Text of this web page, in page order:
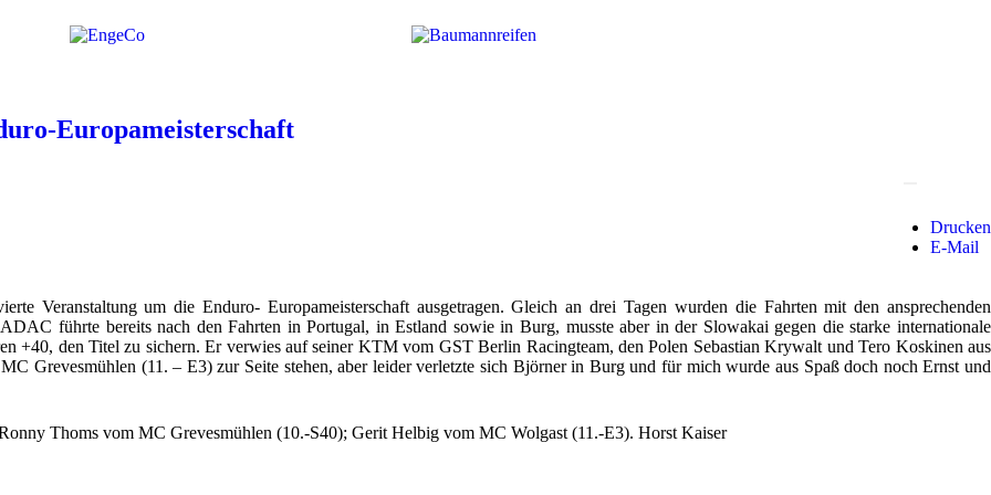
Europameisterschaft
Drucken
E-Mail
Veranstaltung um die Enduro- Europameisterschaft ausgetragen. Gleich an drei Tagen wurden die Fahrten mit den ansprechenden
führte bereits nach den Fahrten in Portugal, in Estland sowie in Burg, musste aber in der Slowakai gegen die starke internationale
+40, den Titel zu sichern. Er verwies auf seiner KTM vom GST Berlin Racingteam, den Polen Sebastian Krywalt und Tero Koskinen aus
Grevesmühlen (11. – E3) zur Seite stehen, aber leider verletzte sich Björner in Burg und für mich wurde aus Spaß doch noch Ernst und
Thoms vom MC Grevesmühlen (10.-S40); Gerit Helbig vom MC Wolgast (11.-E3). Horst Kaiser